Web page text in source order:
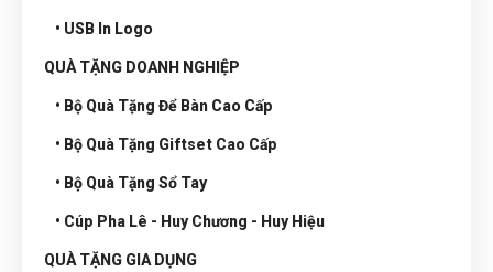
• USB In Logo
QUÀ TẶNG DOANH NGHIỆP
• Bộ Quà Tặng Để Bàn Cao Cấp
• Bộ Quà Tặng Giftset Cao Cấp
• Bộ Quà Tặng Sổ Tay
• Cúp Pha Lê - Huy Chương - Huy Hiệu
QUÀ TẶNG GIA DỤNG